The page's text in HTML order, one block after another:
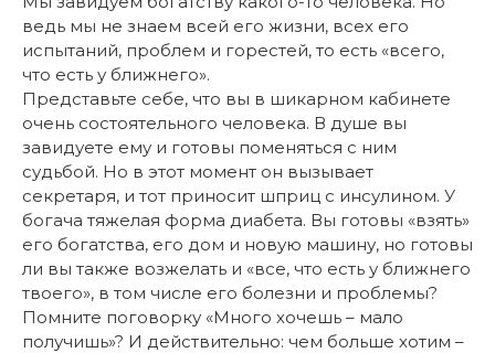
ведь мы не знаем всей его жизни, всех его
испытаний, проблем и горестей, то есть «всего,
что есть у ближнего».
Представьте себе, что вы в шикарном кабинете
очень состоятельного человека. В душе вы
завидуете ему и готовы поменяться с ним
судьбой. Но в этот момент он вызывает
секретаря, и тот приносит шприц с инсулином. У
богача тяжелая форма диабета. Вы готовы «взять»
его богатства, его дом и новую машину, но готовы
ли вы также возжелать и «все, что есть у ближнего
твоего», в том числе его болезни и проблемы?
Помните поговорку «Много хочешь – мало
получишь»? И действительно: чем больше хотим –